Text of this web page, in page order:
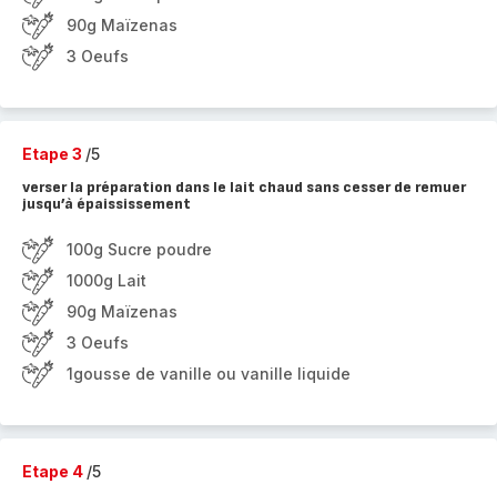
90g Maïzenas
3 Oeufs
Etape 3 /5
verser la préparation dans le lait chaud sans cesser de remuer
jusqu’à épaississement
100g Sucre poudre
1000g Lait
90g Maïzenas
3 Oeufs
1gousse de vanille ou vanille liquide
Etape 4 /5